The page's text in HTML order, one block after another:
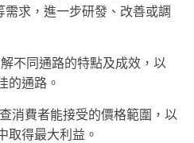
需求，進一步研發、改善或調
不同通路的特點及成效，以
的通路。
消費者能接受的價格範圍，以
取得最大利益。